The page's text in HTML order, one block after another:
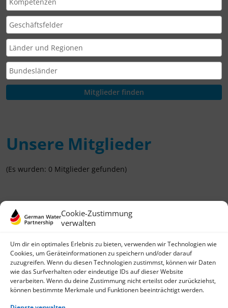
Cookie-Zustimmung
verwalten
Um dir ein optimales Erlebnis zu bieten, verwenden wir Technologien wie
Cookies, um Geräteinformationen zu speichern und/oder darauf
zuzugreifen. Wenn du diesen Technologien zustimmst, können wir Daten
wie das Surfverhalten oder eindeutige IDs auf dieser Website
verarbeiten. Wenn du deine Zustimmung nicht erteilst oder zurückziehst,
können bestimmte Merkmale und Funktionen beeinträchtigt werden.
Unsere Mitglieder
(Es wurden: 0 Mitglieder gefunden)
German Water Partnership e.V.
Invalidenstraße 91
D-10115 Berlin